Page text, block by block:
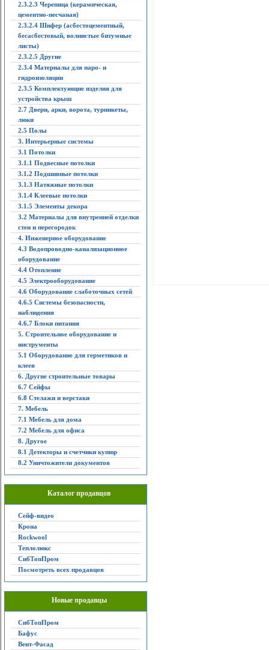
2.3.2.3 Черепица (керамическая,
цементно-песчаная)
2.3.2.4 Шифер (асбестоцементный,
бесасбестовый, волнистые битумные
листы)
2.3.2.5 Другие
2.3.4 Материалы для паро- и
гидроизоляции
2.3.5 Комплектующие изделия для
устройства крыш
2.7 Двери, арки, ворота, турникеты,
люки
2.5 Полы
3. Интерьерные системы
3.1 Потолки
3.1.1 Подвесные потолки
3.1.2 Подшивные потолки
3.1.3 Натяжные потолки
3.1.4 Клеевые потолки
3.1.5 Элементы декора
3.2 Материалы для внутренней отделки
стен и перегородок
4. Инженерное оборудование
4.3 Водопроводно-канализационное
оборудование
4.4 Отопление
4.5 Электрооборудование
4.6 Оборудование слаботочных сетей
4.6.5 Системы безопасности,
наблюдения
4.6.7 Блоки питания
5. Строительное оборудование и
инструменты
5.1 Оборудование для герметиков и
клеев
6. Другие строительные товары
6.7 Сейфы
6.8 Стелажи и верстаки
7. Мебель
7.1 Мебель для дома
7.2 Мебель для офиса
8. Другое
8.1 Детекторы и счетчики купюр
8.2 Уничтожители документов
Каталог продавцов
Сейф-видео
Крона
Rockwool
Теплолюкс
СибТопПром
Посмотреть всех продавцов
Новые продавцы
СибТопПром
Бафус
Вент-Фасад